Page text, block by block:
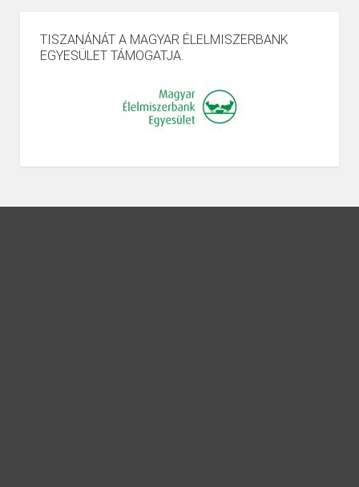
TISZANÁNÁT A MAGYAR ÉLELMISZERBANK
EGYESÜLET TÁMOGATJA.